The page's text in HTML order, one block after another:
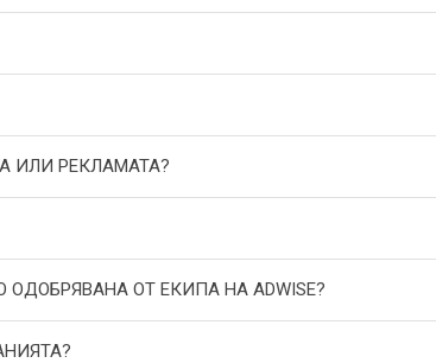
ИЛИ РЕКЛАМАТА?
ОТ ЕКИПА НА ADWISE?